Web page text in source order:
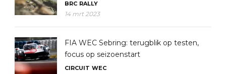
BRC RALLY
14 mrt 2023
FIA WEC Sebring: terugblik op testen,
focus op seizoenstart
CIRCUIT WEC